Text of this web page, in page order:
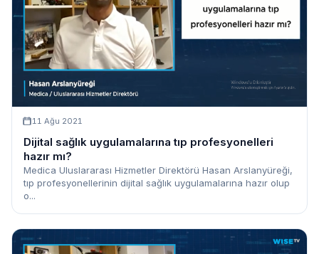
11 Ağu 2021
Dijital sağlık uygulamalarına tıp profesyonelleri
hazır mı?
Medica Uluslararası Hizmetler Direktörü Hasan Arslanyüreği,
tıp profesyonellerinin dijital sağlık uygulamalarına hazır olup
o...